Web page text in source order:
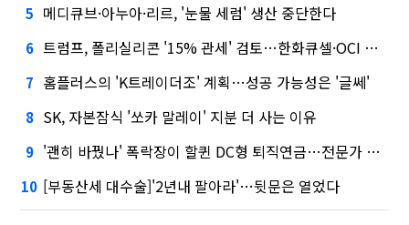
5 메디큐브·아누아·리르, '눈물 세럼' 생산 중단한다
6 트럼프, 폴리실리콘 '15% 관세' 검토…한화큐셀·OCI 영향은?
7 홈플러스의 'K트레이더조' 계획…성공 가능성은 '글쎄'
8 SK, 자본잠식 '쏘카 말레이' 지분 더 사는 이유
9 '괜히 바꿨나' 폭락장이 할퀸 DC형 퇴직연금…전문가 조언은
10 [부동산세 대수술]'2년내 팔아라'…뒷문은 열었다